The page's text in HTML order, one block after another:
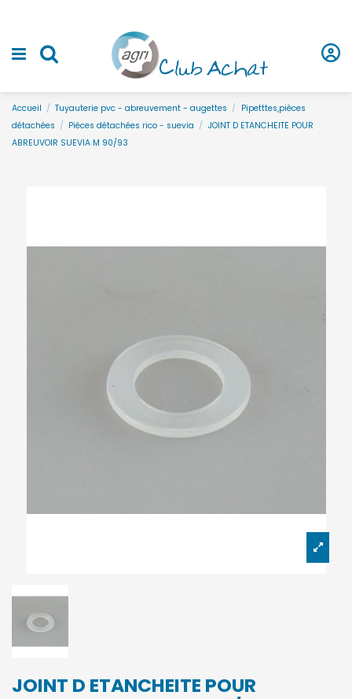
Accueil Tuyauterie pvc - abreuvement - augettes
Pipetttes,pièces
détachées
Piéces détachées rico - suevia
JOINT D ETANCHEITE POUR
ABREUVOIR SUEVIA M 90/93
JOINT D ETANCHEITE POUR